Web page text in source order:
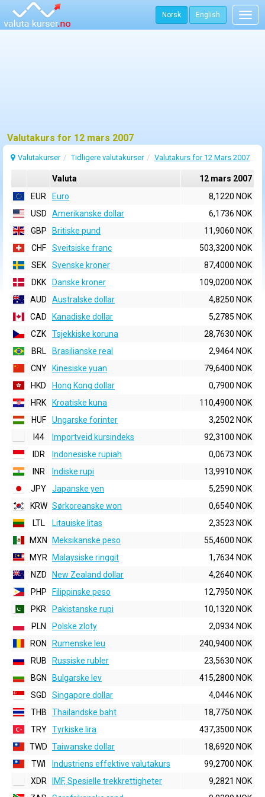
Norsk English
Valutakurs for 12 mars 2007
Valutakurser Tidligere valutakurser Valutakurs for 12 Mars 2007
Valuta
12 mars 2007
EUR
Euro
8,1220 NOK
USD
Amerikanske dollar
6,1736 NOK
GBP
Britiske pund
11,9060 NOK
CHF
Sveitsiske franc
503,3200 NOK
SEK
Svenske kroner
87,4000 NOK
DKK
Danske kroner
109,0200 NOK
AUD
Australske dollar
4,8250 NOK
CAD
Kanadiske dollar
5,2785 NOK
CZK
Tsjekkiske koruna
28,7630 NOK
BRL
Brasilianske real
2,9464 NOK
CNY
Kinesiske yuan
79,6400 NOK
HKD
Hong Kong dollar
0,7900 NOK
HRK
Kroatiske kuna
110,4900 NOK
HUF
Ungarske forinter
3,2502 NOK
I44
Importveid kursindeks
92,3100 NOK
IDR
Indonesiske rupiah
0,0673 NOK
INR
Indiske rupi
13,9910 NOK
JPY
Japanske yen
5,2590 NOK
KRW Sørkoreanske won
0,6540 NOK
LTL
Litauiske litas
2,3523 NOK
MXN
Meksikanske peso
55,4600 NOK
MYR
Malaysiske ringgit
1,7634 NOK
NZD
New Zealand dollar
4,2640 NOK
PHP
Filippinske peso
12,7950 NOK
PKR
Pakistanske rupi
10,1320 NOK
PLN
Polske zloty
2,0934 NOK
RON
Rumenske leu
240,9400 NOK
RUB
Russiske rubler
23,5630 NOK
BGN
Bulgarske lev
415,2800 NOK
SGD
Singapore dollar
4,0446 NOK
THB
Thailandske baht
18,7750 NOK
TRY Tyrkiske lira
437,3500 NOK
TWD Taiwanske dollar
18,6920 NOK
TWI
Industriens effektive valutakurs
99,2700 NOK
XDR
IMF, Spesielle trekkrettigheter
9,2821 NOK